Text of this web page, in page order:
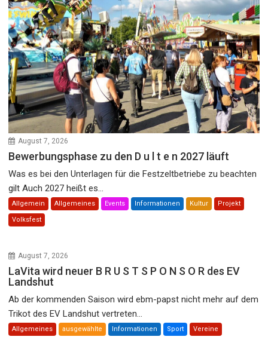
August 7, 2026
Bewerbungsphase zu den D u l t e n 2027 läuft
Was es bei den Unterlagen für die Festzeltbetriebe zu beachten
gilt Auch 2027 heißt es...
Allgemein Allgemeines Events Informationen Kultur Projekt
Volksfest
August 7, 2026
LaVita wird neuer B R U S T S P O N S O R des EV
Landshut
Ab der kommenden Saison wird ebm-papst nicht mehr auf dem
Trikot des EV Landshut vertreten...
Allgemeines ausgewählte Informationen Sport Vereine